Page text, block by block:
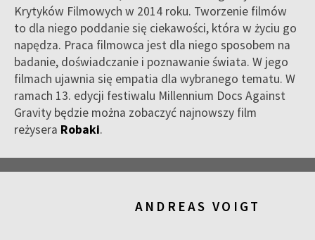
Krytyków Filmowych w 2014 roku. Tworzenie filmów
to dla niego poddanie się ciekawości, która w życiu go
napędza. Praca filmowca jest dla niego sposobem na
badanie, doświadczanie i poznawanie świata. W jego
filmach ujawnia się empatia dla wybranego tematu. W
ramach 13. edycji festiwalu Millennium Docs Against
Gravity będzie można zobaczyć najnowszy film
reżysera Robaki.
ANDREAS VOIGT